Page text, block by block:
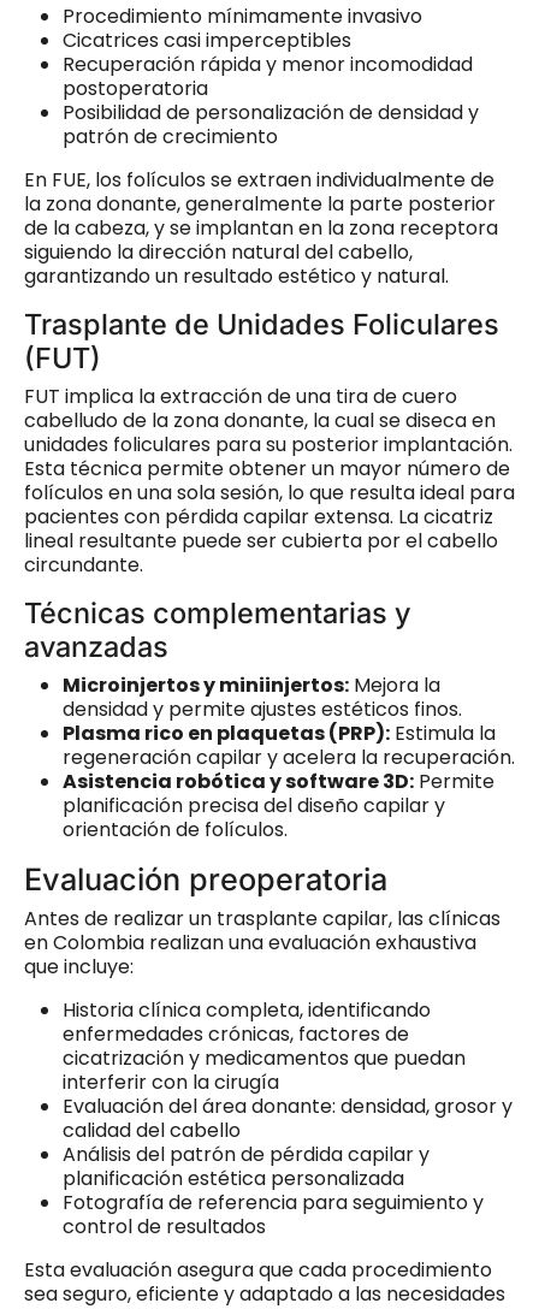
Procedimiento mínimamente invasivo
Cicatrices casi imperceptibles
Recuperación rápida y menor incomodidad
postoperatoria
Posibilidad de personalización de densidad y
patrón de crecimiento
En FUE, los folículos se extraen individualmente de
la zona donante, generalmente la parte posterior
de la cabeza, y se implantan en la zona receptora
siguiendo la dirección natural del cabello,
garantizando un resultado estético y natural.
Trasplante de Unidades Foliculares
(FUT)
FUT implica la extracción de una tira de cuero
cabelludo de la zona donante, la cual se diseca en
unidades foliculares para su posterior implantación.
Esta técnica permite obtener un mayor número de
folículos en una sola sesión, lo que resulta ideal para
pacientes con pérdida capilar extensa. La cicatriz
lineal resultante puede ser cubierta por el cabello
circundante.
Técnicas complementarias y
avanzadas
Microinjertos y miniinjertos: Mejora la
densidad y permite ajustes estéticos finos.
Plasma rico en plaquetas (PRP): Estimula la
regeneración capilar y acelera la recuperación.
Asistencia robótica y software 3D: Permite
planificación precisa del diseño capilar y
orientación de folículos.
Evaluación preoperatoria
Antes de realizar un trasplante capilar, las clínicas
en Colombia realizan una evaluación exhaustiva
que incluye:
Historia clínica completa, identificando
enfermedades crónicas, factores de
cicatrización y medicamentos que puedan
interferir con la cirugía
Evaluación del área donante: densidad, grosor y
calidad del cabello
Análisis del patrón de pérdida capilar y
planificación estética personalizada
Fotografía de referencia para seguimiento y
control de resultados
Esta evaluación asegura que cada procedimiento
sea seguro, eficiente y adaptado a las necesidades